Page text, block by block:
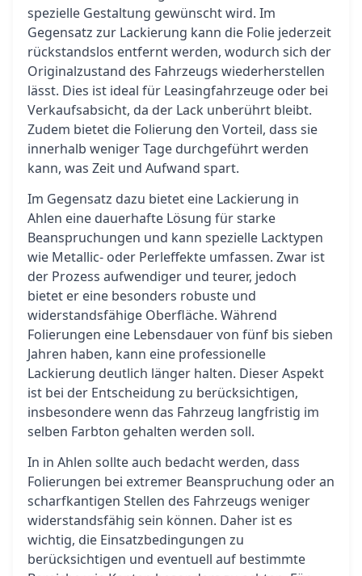
spezielle Gestaltung gewünscht wird. Im
Gegensatz zur Lackierung kann die Folie jederzeit
rückstandslos entfernt werden, wodurch sich der
Originalzustand des Fahrzeugs wiederherstellen
lässt. Dies ist ideal für Leasingfahrzeuge oder bei
Verkaufsabsicht, da der Lack unberührt bleibt.
Zudem bietet die Folierung den Vorteil, dass sie
innerhalb weniger Tage durchgeführt werden
kann, was Zeit und Aufwand spart.
Im Gegensatz dazu bietet eine Lackierung in
Ahlen eine dauerhafte Lösung für starke
Beanspruchungen und kann spezielle Lacktypen
wie Metallic- oder Perleffekte umfassen. Zwar ist
der Prozess aufwendiger und teurer, jedoch
bietet er eine besonders robuste und
widerstandsfähige Oberfläche. Während
Folierungen eine Lebensdauer von fünf bis sieben
Jahren haben, kann eine professionelle
Lackierung deutlich länger halten. Dieser Aspekt
ist bei der Entscheidung zu berücksichtigen,
insbesondere wenn das Fahrzeug langfristig im
selben Farbton gehalten werden soll.
In in Ahlen sollte auch bedacht werden, dass
Folierungen bei extremer Beanspruchung oder an
scharfkantigen Stellen des Fahrzeugs weniger
widerstandsfähig sein können. Daher ist es
wichtig, die Einsatzbedingungen zu
berücksichtigen und eventuell auf bestimmte